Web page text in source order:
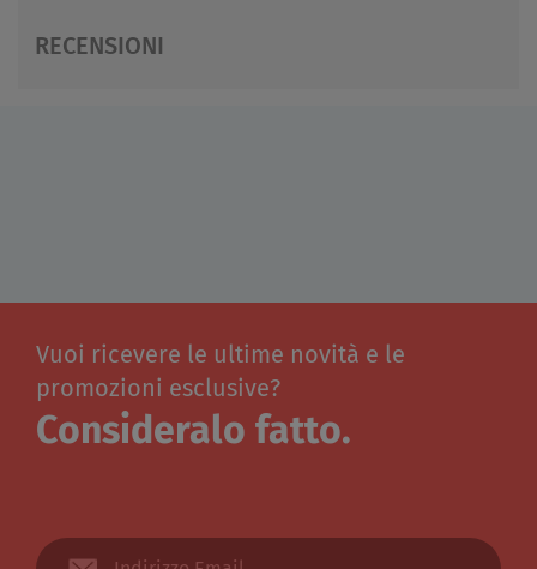
RECENSIONI
Vuoi ricevere le ultime novità e le
promozioni esclusive?
Consideralo fatto.